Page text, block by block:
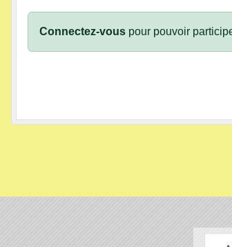
Connectez-vous pour pouvoir